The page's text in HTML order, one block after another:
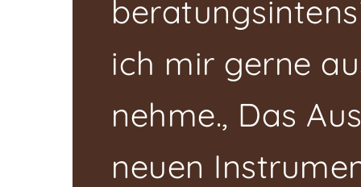
ich mir gerne
nehme., Das
neuen